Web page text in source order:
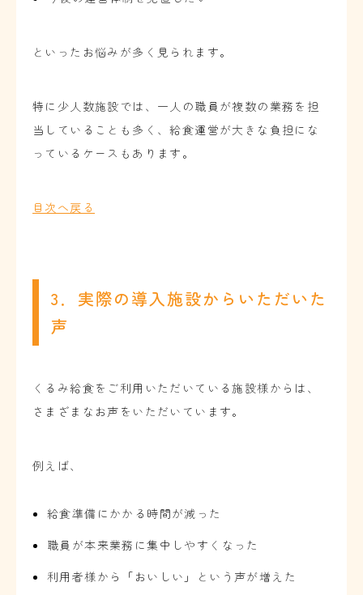
といったお悩みが多く見られます。
特に少人数施設では、一人の職員が複数の業務を担
当していることも多く、給食運営が大きな負担にな
っているケースもあります。
目次へ戻る
3．実際の導入施設からいただいた
声
くるみ給食をご利用いただいている施設様からは、
さまざまなお声をいただいています。
例えば、
給食準備にかかる時間が減った
職員が本来業務に集中しやすくなった
利用者様から「おいしい」という声が増えた